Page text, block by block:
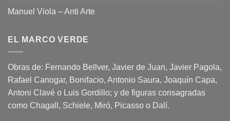
Manuel Viola – Anti Arte
EL MARCO VERDE
Obras de: Fernando Bellver, Javier de Juan, Javier Pagola,
Rafael Canogar, Bonifacio, Antonio Saura, Joaquín Capa,
Antoni Clavé o Luis Gordillo; y de figuras consagradas
como Chagall, Schiele, Miró, Picasso o Dalí.